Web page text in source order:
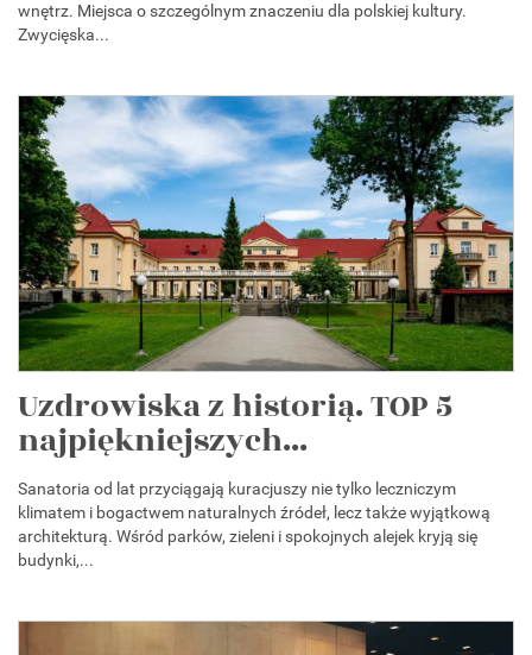
wnętrz. Miejsca o szczególnym znaczeniu dla polskiej kultury.
Zwycięska...
Uzdrowiska z historią. TOP 5
najpiękniejszych...
Sanatoria od lat przyciągają kuracjuszy nie tylko leczniczym
klimatem i bogactwem naturalnych źródeł, lecz także wyjątkową
architekturą. Wśród parków, zieleni i spokojnych alejek kryją się
budynki,...